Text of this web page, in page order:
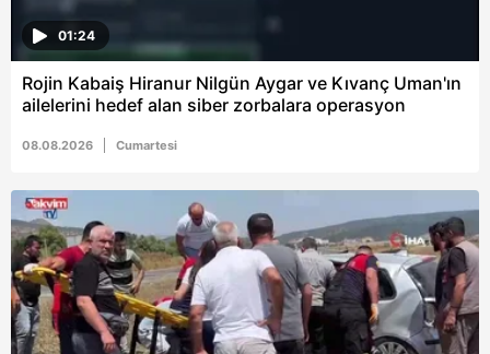
01:24
Rojin Kabaiş Hiranur Nilgün Aygar ve Kıvanç Uman'ın
ailelerini hedef alan siber zorbalara operasyon
08.08.2026 Cumartesi